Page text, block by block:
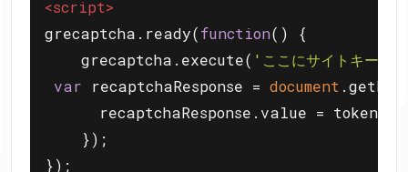
<script>
grecaptcha.ready(function( ) {
grecaptcha.execute( 'ここにサイトキーを
var recaptchaResponse = document
recaptchaResponse.value = token;
});